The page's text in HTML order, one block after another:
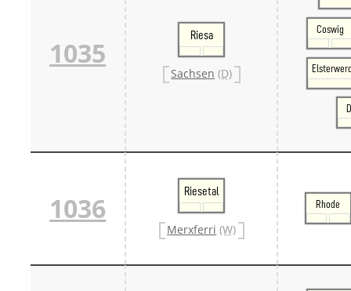
1035
Riesa
Sachsen (D)
Coswig
1036
Riesetal
Merxferri (W)
Rhode